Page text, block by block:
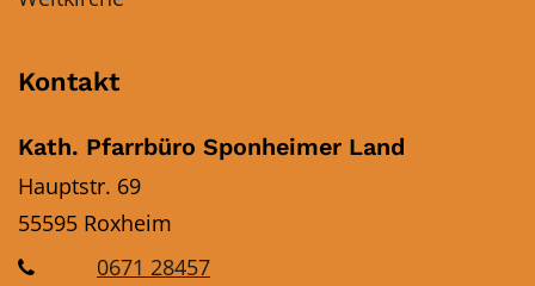
Kontakt
Kath. Pfarrbüro Sponheimer Land
Hauptstr. 69
55595 Roxheim
0671 28457